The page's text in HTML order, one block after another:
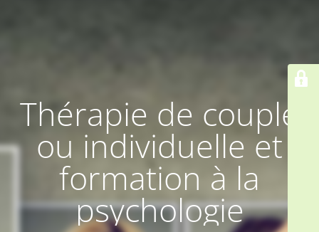
Thérapie de couple
ou individuelle et
formation à la
psychologie